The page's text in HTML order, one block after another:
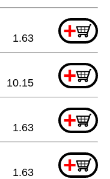
+
1.63
+
10.15
+
1.63
+
1.63